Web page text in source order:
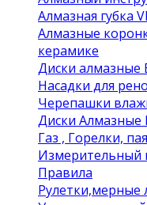
Алмазная губка
Алмазные
керамике
Диски алмазные
Насадки для
Черепашки
Диски Алмазные
Газ , Горелки,
Измерительный
Правила
Рулетки,мерные